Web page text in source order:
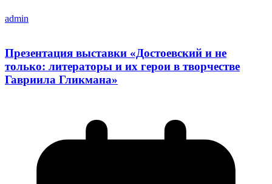
admin
Презентация выставки «Достоевский и не
только: литераторы и их герои в творчестве
Гавриила Гликмана»